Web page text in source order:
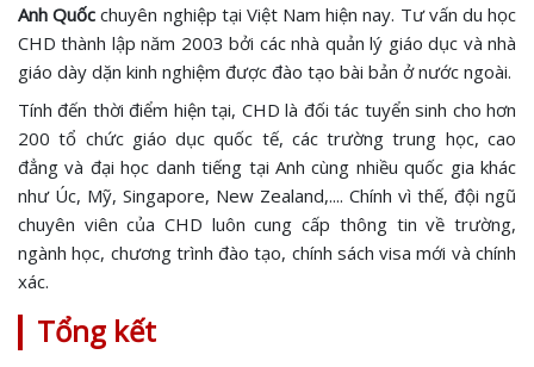
Anh Quốcchuyên nghiệp tại Việt Nam hiện nay. Tư vấn du học
CHD thành lập năm 2003 bởi các nhà quản lý giáo dục và nhà
giáo dày dặn kinh nghiệm được đào tạo bài bản ở nước ngoài.
Tính đến thời điểm hiện tại, CHD là đối tác tuyển sinh cho hơn
200 tổ chức giáo dục quốc tế, các trường trung học, cao
đẳng và đại học danh tiếng tại Anh cùng nhiều quốc gia khác
như Úc, Mỹ, Singapore, New Zealand,.... Chính vì thế, đội ngũ
chuyên viên của CHD luôn cung cấp thông tin về trường,
ngành học, chương trình đào tạo, chính sách visa mới và chính
xác.
Tổng kết